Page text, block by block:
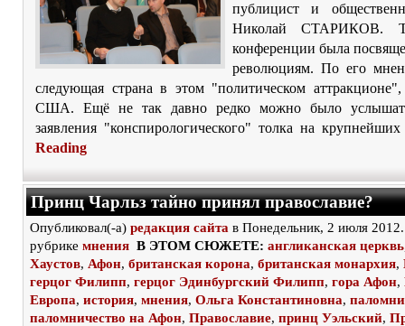
публицист и
Николай СТАРИКОВ.
конференции была
революциям. По его
следующая страна в этом "политическом
США. Ещё не так давно редко можно было
заявления "конспирологического" толка на
Reading
Принц Чарльз тайно принял православие?
Опубликовал(-а) редакция сайта в Понедельник, 2 июля
рубрике мнения В ЭТОМ СЮЖЕТЕ: англиканская церквь
Хаустов, Афон, британская корона, британская монархия,
герцог Филипп, герцог Эдинбургский Филипп, гора Афон,
Европа, история, мнения, Ольга Константиновна,
паломничество на Афон, Православие, принц Уэльский,